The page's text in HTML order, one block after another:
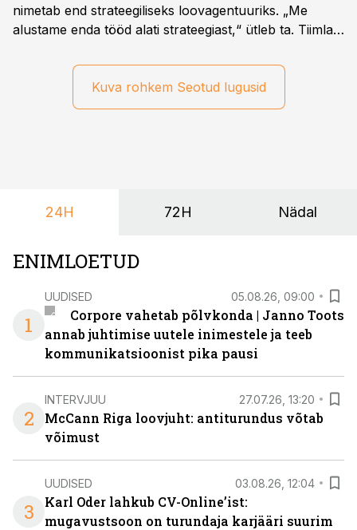
nimetab end strateegiliseks loovagentuuriks. „Me
alustame enda tööd alati strateegiast,“ ütleb ta. Tiimla
hakkab alles esimeste visuaalide pealt mõtlema, mida
ta tegelikult tahab.Kuva rohkem Seotud lugusid
24H 72H Nädal
ENIMLOETUD
1
UUDISED 05.08.26, 09:00
Corpore vahetab põlvkonda | Janno Toots
annab juhtimise uutele inimestele ja teeb
kommunikatsioonist pika pausi
2
INTERVJUU 27.07.26, 13:20
McCann Riga loovjuht: antiturundus võtab
võimust
3
UUDISED 03.08.26, 12:04
Karl Oder lahkub CV-Online’ist:
mugavustsoon on turundaja karjääri suurim